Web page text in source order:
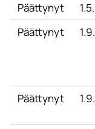
Päättynyt
Päättynyt
Päättynyt